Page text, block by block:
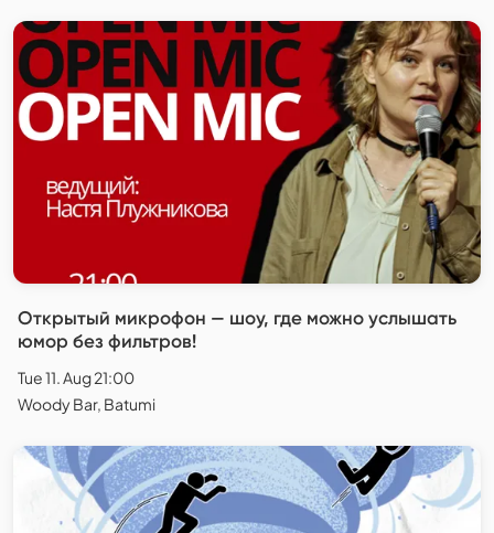
Открытый микрофон — шоу, где можно услышать
юмор без фильтров!
Tue 11. Aug 21:00
Woody Bar, Batumi